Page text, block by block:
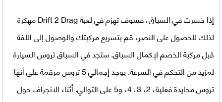
إذا خسرت في السباق، فسوف تهزم فيلعبة Drift 2 Drag مهكرة
لذلك للحصول على النصر، قم بتسريع مركبتك والوصول إلى اللفة
قبل مركبة الخصم لإكمال السباق. ستجد في السباق تروس السيارة
لمزيد من التحكم في السرعة. يوجد إجمالي 5 تروس مرقمة على أنها
تروس محايدة فعلية، 2، 3، 4، و5 على التوالي. أثناء الانجراف حول